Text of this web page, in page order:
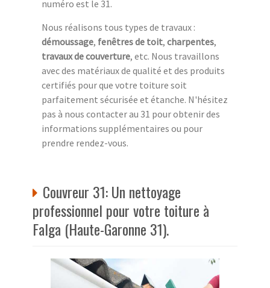
numéro est le 31.
Nous réalisons tous types de travaux :
démoussage, fenêtres de toit, charpentes,
travaux de couverture, etc. Nous travaillons
avec des matériaux de qualité et des produits
certifiés pour que votre toiture soit
parfaitement sécurisée et étanche. N'hésitez
pas à nous contacter au 31 pour obtenir des
informations supplémentaires ou pour
prendre rendez-vous.
Couvreur 31: Un nettoyage
professionnel pour votre toiture à
Falga (Haute-Garonne 31).